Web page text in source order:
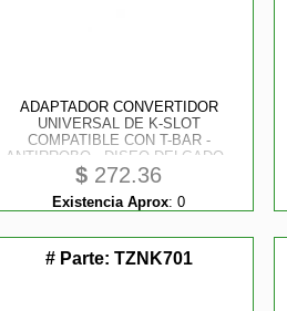
ADAPTADOR CONVERTIDOR
UNIVERSAL DE K-SLOT
COMPATIBLE CON T-BAR -
ANTIRROBO - DISEO DELGADO -
PLATEADO STARTECH
$ 272.36
Existencia Aprox: 0
# Parte: TZNK701